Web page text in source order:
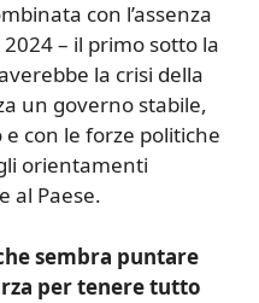
con l’assenza
– il primo sotto la
la crisi della
un governo stabile,
con le forze politiche
orientamenti
al Paese.
sembra puntare
per tenere tutto